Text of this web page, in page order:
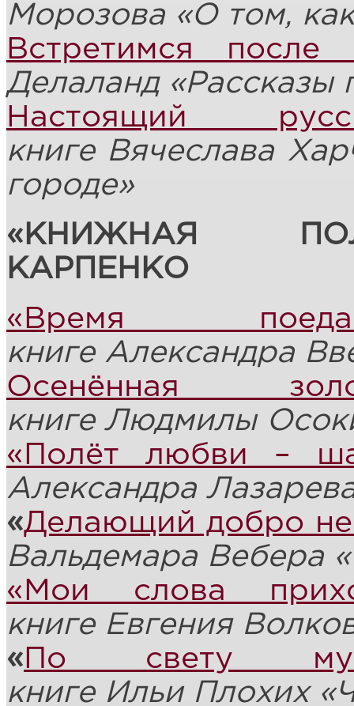
Морозова «О том,
Встретимся после
Делаланд «Рассказы
Настоящий
книге Вячеслава
городе»
«КНИЖНАЯ
КАРПЕНКО
«Время
книге Александра
Осенённая
книге Людмилы
«Полёт любви –
Александра
«Делающий добро не
Вальдемара Вебера
«Мои слова
книге Евгения
« По свету
книге ИльиПлохих«